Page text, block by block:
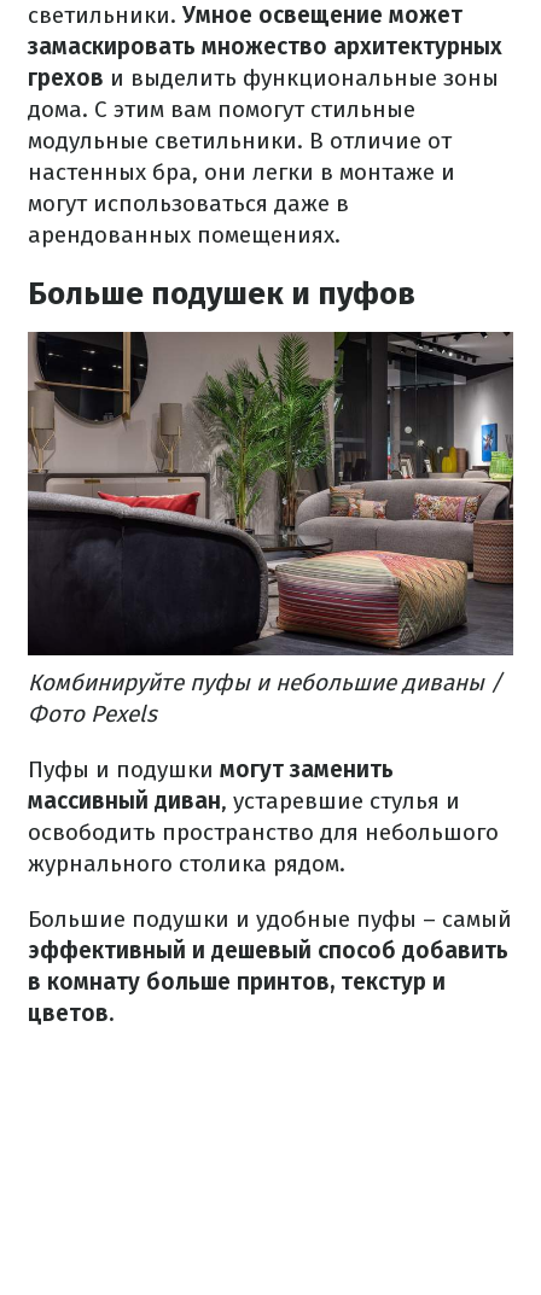
светильники. Умное освещение может
замаскировать множество архитектурных
грехов и выделить функциональные зоны
дома. С этим вам помогут стильные
модульные светильники. В отличие от
настенных бра, они легки в монтаже и
могут использоваться даже в
арендованных помещениях.
Больше подушек и пуфов
Комбинируйте пуфы и небольшие диваны /
Фото Pexels
Пуфы и подушки могут заменить
массивный диван, устаревшие стулья и
освободить пространство для небольшого
журнального столика рядом.
Большие подушки и удобные пуфы – самый
эффективный и дешевый способ добавить
в комнату больше принтов, текстур и
цветов.